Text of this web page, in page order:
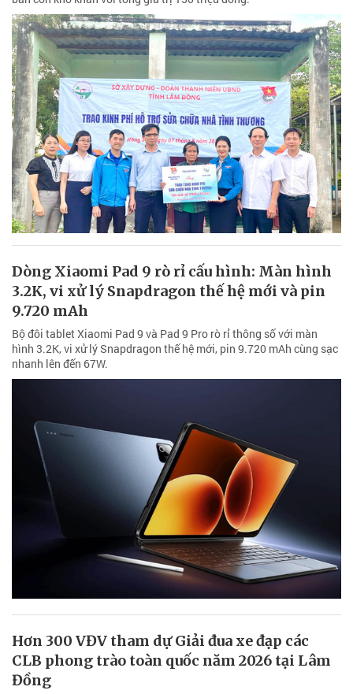
Dòng Xiaomi Pad 9 rò rỉ cấu hình: Màn hình
3.2K, vi xử lý Snapdragon thế hệ mới và pin
9.720 mAh
Bộ đôi tablet Xiaomi Pad 9 và Pad 9 Pro rò rỉ thông số với màn
hình 3.2K, vi xử lý Snapdragon thế hệ mới, pin 9.720 mAh cùng sạc
nhanh lên đến 67W.
Hơn 300 VĐV tham dự Giải đua xe đạp các
CLB phong trào toàn quốc năm 2026 tại Lâm
Đồng